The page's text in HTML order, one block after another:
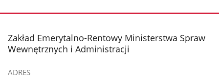
stopka
Zakład Emerytalno-Rentowy Ministerstwa Spraw
Wewnętrznych i Administracji
ADRES